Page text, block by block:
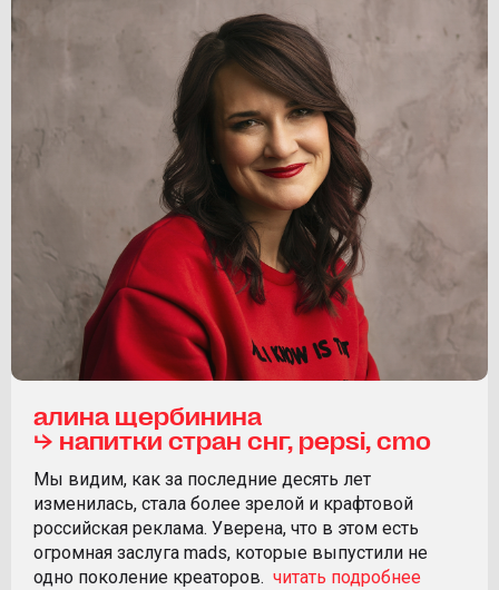
алина щербинина
⮡ напитки стран снг, pepsi, cmo
Мы видим, как за последние десять лет
изменилась, стала более зрелой и крафтовой
российская реклама. Уверена, что в этом есть
огромная заслуга mads, которые выпустили не
одно поколение креаторов.